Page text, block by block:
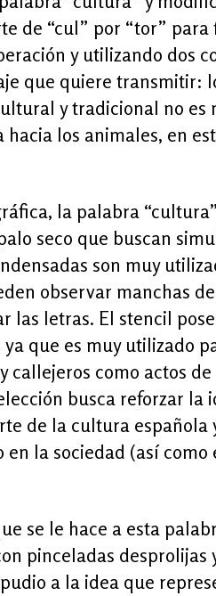
de “cul” por “tor” para
y utilizando dos
que quiere transmitir:
y tradicional no es
los animales, en
la palabra
seco que buscan
son muy
observar manchas
las letras. El stencil
que es muy utilizado
callejeros como actos de
busca reforzar la
de la cultura española
la sociedad (así como
se le hace a esta
pinceladas desprolijas
a la idea que